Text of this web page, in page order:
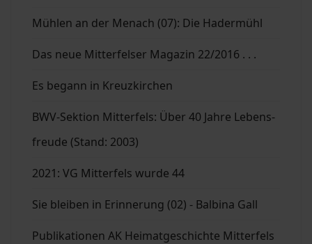
Mühlen an der Menach (07): Die Hadermühl
Das neue Mitterfelser Magazin 22/2016 . . .
Es begann in Kreuzkirchen
BWV-Sektion Mitterfels: Über 40 Jahre Lebens-
freude (Stand: 2003)
2021: VG Mitterfels wurde 44
Sie bleiben in Erinnerung (02) - Balbina Gall
Publikationen AK Heimatgeschichte Mitterfels